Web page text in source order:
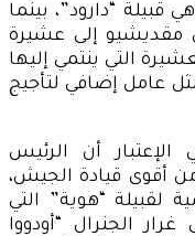
قبيلة “دارود”، بينما
مقديشيو إلى عشيرة
التي ينتمي إليها
عامل إضافي لتأجيج
أن الرئيس
أقوى قيادة الجيش،
لقبيلة “هوية” التي
الجنرال “أودووا